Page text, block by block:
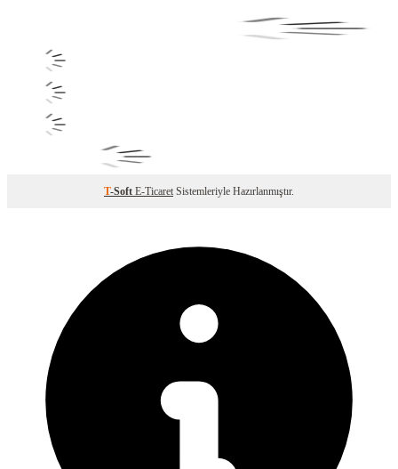
T-Soft E-Ticaret Sistemleriyle Hazırlanmıştır.